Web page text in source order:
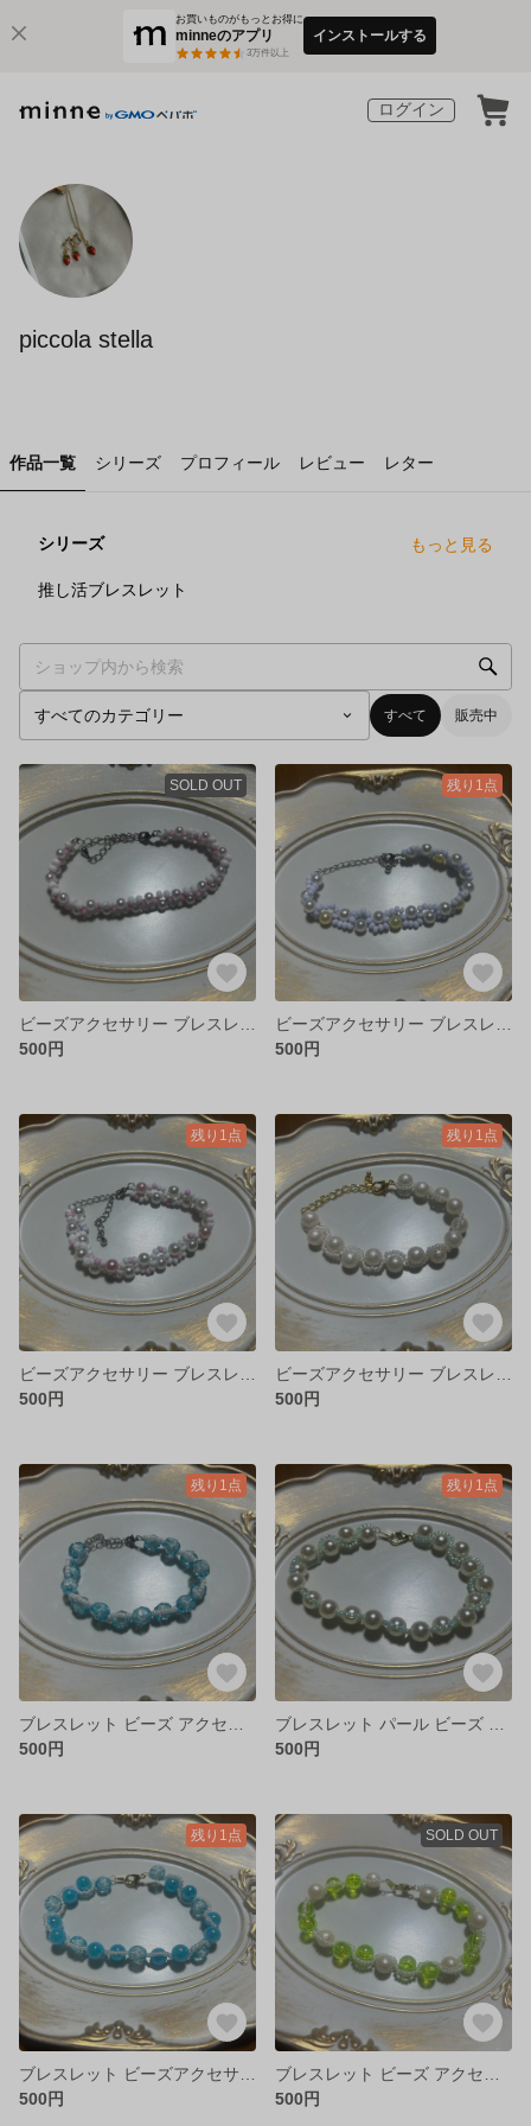
お買いものがもっとお得に
minneのアプリ
3万件以上
インストールする
ログイン
piccola stella
作品一覧 シリーズ プロフィール レビュー レター
シリーズ もっと見る
推し活ブレスレット
すべて 販売中
SOLD OUT
500円
残り1点
500円
残り1点
500円
残り1点
500円
残り1点
500円
残り1点
500円
残り1点
500円
SOLD OUT
500円